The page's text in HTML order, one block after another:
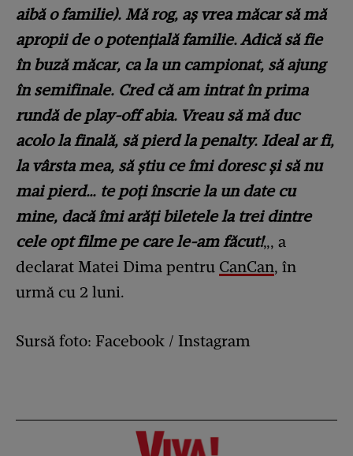
aibă o familie). Mă rog, aș vrea măcar să mă
apropii de o potențială familie. Adică să fie
în buză măcar, ca la un campionat, să ajung
în semifinale. Cred că am intrat în prima
rundă de play-off abia. Vreau să mă duc
acolo la finală, să pierd la penalty. Ideal ar fi,
la vârsta mea, să știu ce îmi doresc și să nu
mai pierd… te poți înscrie la un date cu
mine, dacă îmi arăți biletele la trei dintre
cele opt filme pe care le-am făcut!„, a
declarat Matei Dima pentru CanCan, în
urmă cu 2 luni.
Sursă foto: Facebook / Instagram